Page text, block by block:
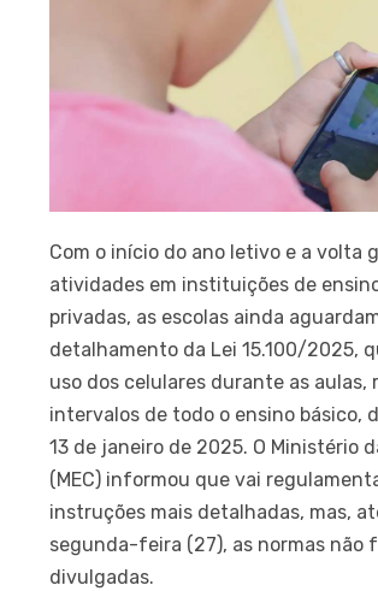
Com o início do ano letivo e a volta
atividades em instituições de
privadas, as escolas ainda
detalhamento da Lei 15.100/2025,
uso dos celulares durante as aulas,
intervalos de todo o ensino básico,
13 de janeiro de 2025. O Ministério
(MEC) informou que vai
instruções mais detalhadas, mas,
segunda-feira (27), as normas não
divulgadas.